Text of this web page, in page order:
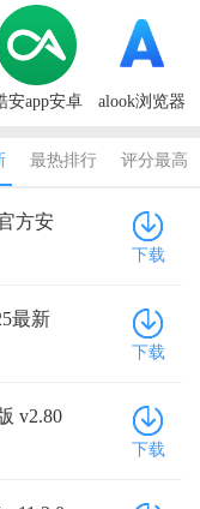
模块中文版
外版
安app安卓
下载
alook浏览器
本
最热排行 评分最高
方安
下载
最新
下载
v2.80
下载